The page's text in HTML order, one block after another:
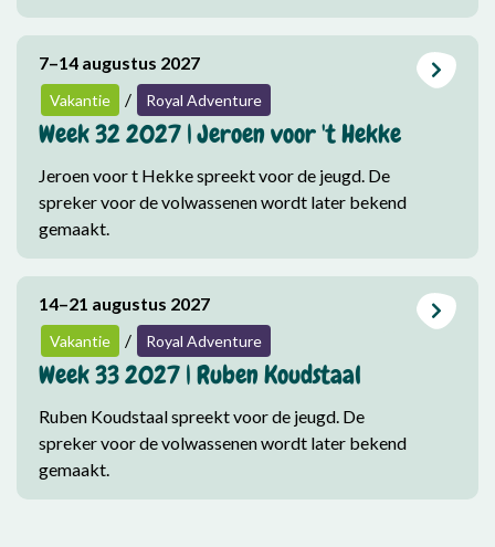
7–14 augustus 2027
Vakantie / Royal Adventure
Week 32 2027 | Jeroen voor 't Hekke
Jeroen voor t Hekke spreekt voor de jeugd. De
spreker voor de volwassenen wordt later bekend
gemaakt.
14–21 augustus 2027
Vakantie / Royal Adventure
Week 33 2027 | Ruben Koudstaal
Ruben Koudstaal spreekt voor de jeugd. De
spreker voor de volwassenen wordt later bekend
gemaakt.